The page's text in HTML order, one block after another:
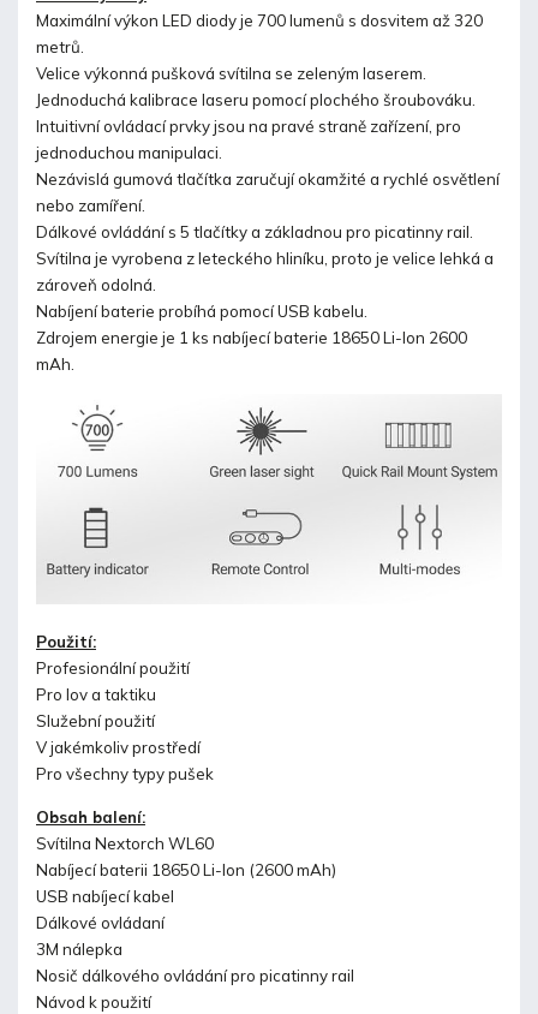
Maximální výkon LED diody je 700 lumenů s dosvitem až 320
metrů.
Velice výkonná pušková svítilna se zeleným laserem.
Jednoduchá kalibrace laseru pomocí plochého šroubováku.
Intuitivní ovládací prvky jsou na pravé straně zařízení, pro
jednoduchou manipulaci.
Nezávislá gumová tlačítka zaručují okamžité a rychlé osvětlení
nebo zamíření.
Dálkové ovládání s 5 tlačítky a základnou pro picatinny rail.
Svítilna je vyrobena z leteckého hliníku, proto je velice lehká a
zároveň odolná.
Nabíjení baterie probíhá pomocí USB kabelu.
Zdrojem energie je 1 ks nabíjecí baterie 18650 Li-Ion 2600
mAh.
Použití:
Profesionální použití
Pro lov a taktiku
Služební použití
V jakémkoliv prostředí
Pro všechny typy pušek
Obsah balení:
Svítilna Nextorch WL60
Nabíjecí baterii 18650 Li-Ion (2600 mAh)
USB nabíjecí kabel
Dálkové ovládaní
3M nálepka
Nosič dálkového ovládání pro picatinny rail
Návod k použití